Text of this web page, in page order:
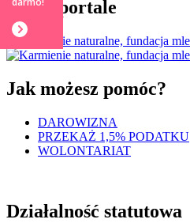
Nasze portale
Jak możesz pomóc?
DAROWIZNA
PRZEKAŻ 1,5% PODATKU
WOLONTARIAT
Działalność statutowa